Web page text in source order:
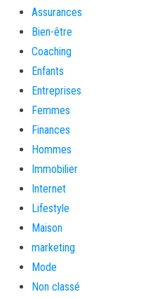
Assurances
Bien-être
Coaching
Enfants
Entreprises
Femmes
Finances
Hommes
Immobilier
Internet
Lifestyle
Maison
marketing
Mode
Non classé